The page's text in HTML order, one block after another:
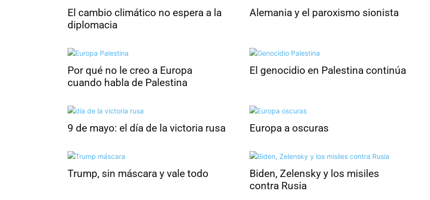
El cambio climático no espera a la
diplomacia
Alemania y el paroxismo sionista
Por qué no le creo a Europa
cuando habla de Palestina
El genocidio en Palestina continúa
9 de mayo: el día de la victoria rusa Europa a oscuras
Trump, sin máscara y vale todo
Biden, Zelensky y los misiles
contra Rusia